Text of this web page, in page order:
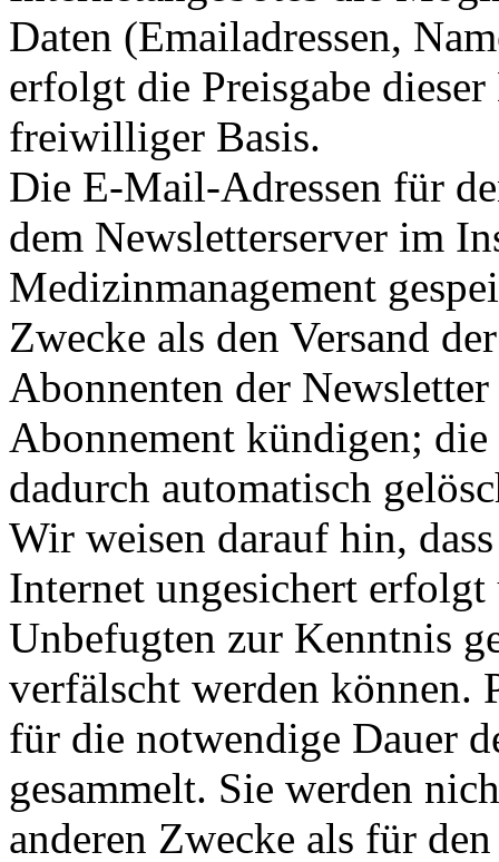
Daten (Emailadressen,
erfolgt die Preisgabe
freiwilliger Basis.
Die E-Mail-Adressen für
dem Newsletterserver im
Medizinmanagement
Zwecke als den Versand
Abonnenten der
Abonnement kündigen;
dadurch automatisch
Wir weisen darauf hin,
Internet ungesichert
Unbefugten zur Kenntnis
verfälscht werden können.
für die notwendige Dauer
gesammelt. Sie werden
anderen Zwecke als für